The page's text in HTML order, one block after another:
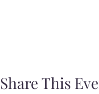
Share This